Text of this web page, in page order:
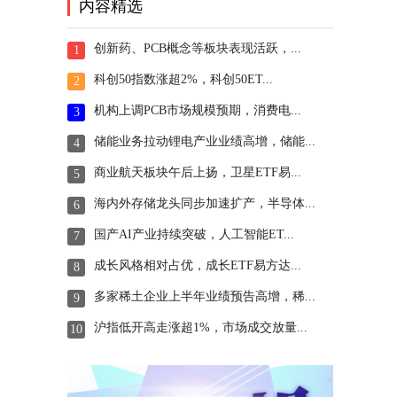
内容精选
1 创新药、PCB概念等板块表现活跃，...
2 科创50指数涨超2%，科创50ET...
3 机构上调PCB市场规模预期，消费电...
4 储能业务拉动锂电产业业绩高增，储能...
5 商业航天板块午后上扬，卫星ETF易...
6 海内外存储龙头同步加速扩产，半导体...
7 国产AI产业持续突破，人工智能ET...
8 成长风格相对占优，成长ETF易方达...
9 多家稀土企业上半年业绩预告高增，稀...
10 沪指低开高走涨超1%，市场成交放量...